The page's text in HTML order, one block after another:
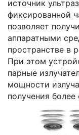
источник
фиксированной
позволяет
аппаратными
пространстве в
При этом
парные
мощности
получения